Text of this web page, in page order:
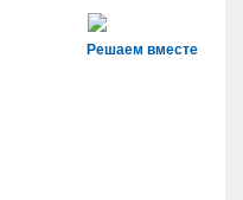
Решаем вместе